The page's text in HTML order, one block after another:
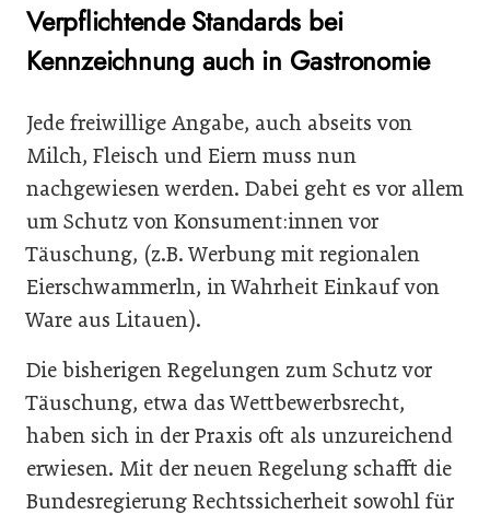
Verpflichtende Standards bei
Kennzeichnung auch in Gastronomie
Jede freiwillige Angabe, auch abseits von
Milch, Fleisch und Eiern muss nun
nachgewiesen werden. Dabei geht es vor allem
um Schutz von Konsument:innen vor
Täuschung, (z.B. Werbung mit regionalen
Eierschwammerln, in Wahrheit Einkauf von
Ware aus Litauen).
Die bisherigen Regelungen zum Schutz vor
Täuschung, etwa das Wettbewerbsrecht,
haben sich in der Praxis oft als unzureichend
erwiesen. Mit der neuen Regelung schafft die
Bundesregierung Rechtssicherheit sowohl für